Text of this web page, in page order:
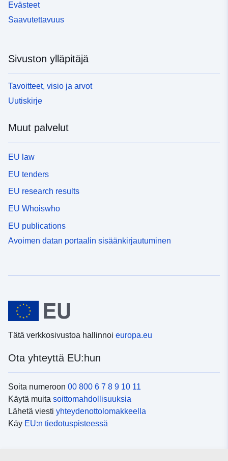
Evästeet
Saavutettavuus
Sivuston ylläpitäjä
Tavoitteet, visio ja arvot
Uutiskirje
Muut palvelut
EU law
EU tenders
EU research results
EU Whoiswho
EU publications
Avoimen datan portaalin sisäänkirjautuminen
Tätä verkkosivustoa hallinnoi europa.eu
Ota yhteyttä EU:hun
Soita numeroon 00 800 6 7 8 9 10 11
Käytä muita soittomahdollisuuksia
Lähetä viesti yhteydenottolomakkeella
Käy EU:n tiedotuspisteessä